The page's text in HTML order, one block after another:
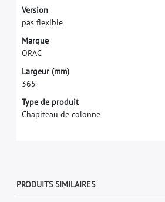
Version
pas fexible
Marque
ORAC
Largeur (mm)
365
Type de produit
Chapiteau de colonne
PRODUITS SIMILAIRES